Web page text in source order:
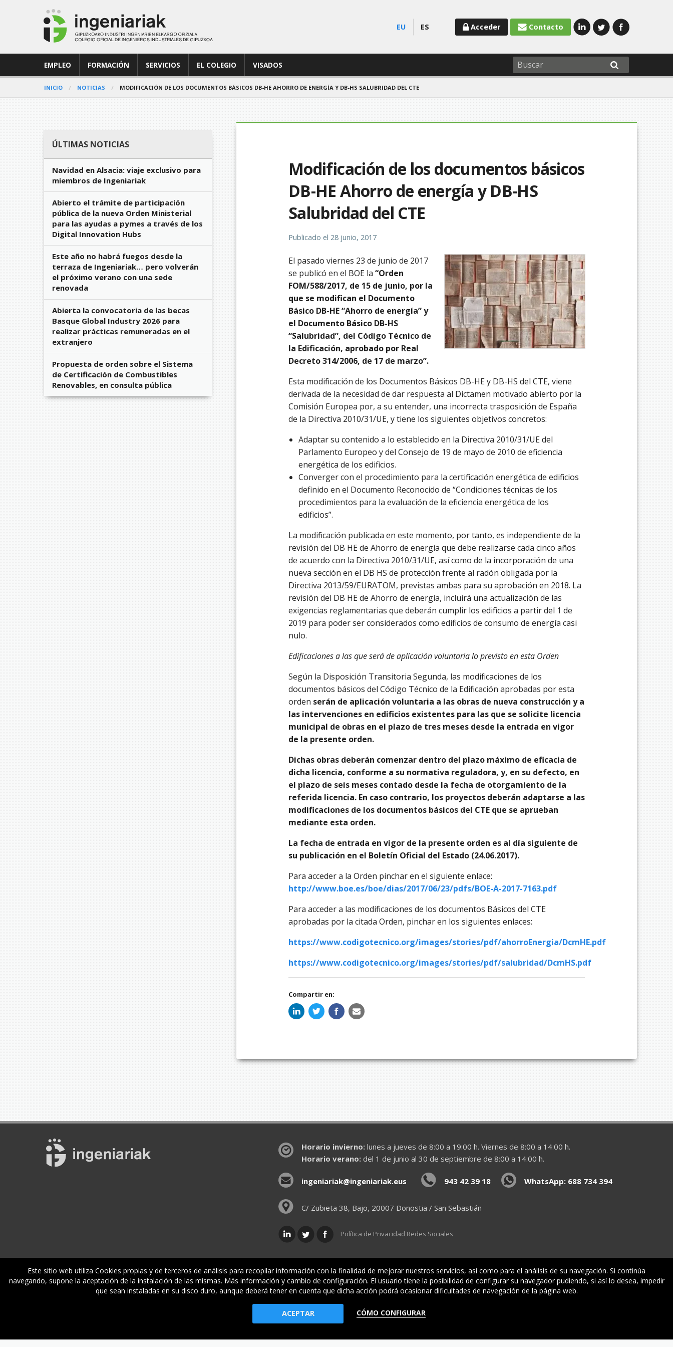
EU ES Contacto
Acceder
EMPLEO FORMACIÓN SERVICIOS EL COLEGIO VISADOS
INICIO NOTICIAS MODIFICACIÓN DE LOS DOCUMENTOS BÁSICOS DB-HE AHORRO DE ENERGÍA Y DB-HS SALUBRIDAD DEL CTE
Modificación de los documentos básicos
DB-HE Ahorro de energía y DB-HS
Salubridad del CTE
Publicado el 28 junio, 2017
El pasado viernes 23 de junio de 2017
se publicó en el BOE la “Orden
FOM/588/2017, de 15 de junio, por la
que se modifican el Documento
Básico DB-HE “Ahorro de energía” y
el Documento Básico DB-HS
“Salubridad”, del Código Técnico de
la Edificación, aprobado por Real
Decreto 314/2006, de 17 de marzo”.
Esta modificación de los Documentos Básicos DB-HE y DB-HS del CTE, viene
derivada de la necesidad de dar respuesta al Dictamen motivado abierto por la
Comisión Europea por, a su entender, una incorrecta trasposición de España
de la Directiva 2010/31/UE, y tiene los siguientes objetivos concretos:
Adaptar su contenido a lo establecido en la Directiva 2010/31/UE del
Parlamento Europeo y del Consejo de 19 de mayo de 2010 de eficiencia
energética de los edificios.
Converger con el procedimiento para la certificación energética de edificios
definido en el Documento Reconocido de “Condiciones técnicas de los
procedimientos para la evaluación de la eficiencia energética de los
edificios”.
La modificación publicada en este momento, por tanto, es independiente de la
revisión del DB HE de Ahorro de energía que debe realizarse cada cinco años
de acuerdo con la Directiva 2010/31/UE, así como de la incorporación de una
nueva sección en el DB HS de protección frente al radón obligada por la
Directiva 2013/59/EURATOM, previstas ambas para su aprobación en 2018. La
revisión del DB HE de Ahorro de energía, incluirá una actualización de las
exigencias reglamentarias que deberán cumplir los edificios a partir del 1 de
2019 para poder ser considerados como edificios de consumo de energía casi
nulo.
Edificaciones a las que será de aplicación voluntaria lo previsto en esta Orden
Según la Disposición Transitoria Segunda, las modificaciones de los
documentos básicos del Código Técnico de la Edificación aprobadas por esta
orden serán de aplicación voluntaria a las obras de nueva construcción y a
las intervenciones en edificios existentes para las que se solicite licencia
municipal de obras en el plazo de tres meses desde la entrada en vigor
de la presente orden.
Dichas obras deberán comenzar dentro del plazo máximo de eficacia de
dicha licencia, conforme a su normativa reguladora, y, en su defecto, en
el plazo de seis meses contado desde la fecha de otorgamiento de la
referida licencia. En caso contrario, los proyectos deberán adaptarse a las
modificaciones de los documentos básicos del CTE que se aprueban
mediante esta orden.
La fecha de entrada en vigor de la presente orden es al día siguiente de
su publicación en el Boletín Oficial del Estado (24.06.2017).
Para acceder a la Orden pinchar en el siguiente enlace:
http://www.boe.es/boe/dias/2017/06/23/pdfs/BOE-A-2017-7163.pdf
Para acceder a las modificaciones de los documentos Básicos del CTE
aprobadas por la citada Orden, pinchar en los siguientes enlaces:
https://www.codigotecnico.org/images/stories/pdf/ahorroEnergia/DcmHE.pdf
https://www.codigotecnico.org/images/stories/pdf/salubridad/DcmHS.pdf
Compartir en:
ÚLTIMAS NOTICIAS
Navidad en Alsacia: viaje exclusivo para
miembros de Ingeniariak
Abierto el trámite de participación
pública de la nueva Orden Ministerial
para las ayudas a pymes a través de los
Digital Innovation Hubs
Este año no habrá fuegos desde la
terraza de Ingeniariak… pero volverán
el próximo verano con una sede
renovada
Abierta la convocatoria de las becas
Basque Global Industry 2026 para
realizar prácticas remuneradas en el
extranjero
Propuesta de orden sobre el Sistema
de Certificación de Combustibles
Renovables, en consulta pública
Horario invierno:lunes a jueves de 8:00 a 19:00 h. Viernes de 8:00 a 14:00 h.
Horario verano:del 1 de junio al 30 de septiembre de 8:00 a 14:00 h.
ingeniariak@ingeniariak.eus 943 42 39 18 WhatsApp: 688 734 394
C/ Zubieta 38, Bajo, 20007 Donostia / San Sebastián
Política de Privacidad Redes Sociales
Empleo Formación Servicios Conócenos Visado de documentos Ventanilla única Políticas legales
© Gipuzkoako Industri Ingeniariaren Elkargo Ofiziala - Colegio Oficial de Ingenieros Industriales de Gipuzkoa
Este sitio web utiliza Cookies propias y de terceros de análisis para recopilar información con la finalidad de mejorar nuestros servicios, así como para el análisis de su navegación. Si continúa
navegando, supone la aceptación de la instalación de las mismas. Más información y cambio de configuración. El usuario tiene la posibilidad de configurar su navegador pudiendo, si así lo desea, impedir
que sean instaladas en su disco duro, aunque deberá tener en cuenta que dicha acción podrá ocasionar dificultades de navegación de la página web.
ACEPTAR CÓMO CONFIGURAR